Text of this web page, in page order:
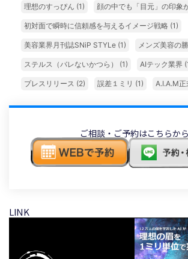
理想のすっぴん (1) 顔の中でも「目元」の印象
初対面で瞬時に信頼感を与えるイメージ戦略 (1)
美容業界月刊誌SNiP STYLe (1) メンズ美容の
ステルス（バレないかつら） (1) AIテック業界
プレスリリース (2) 誤差１ミリ (1) A.I.A.M正
ご相談・ご予約はこちらから
LINK